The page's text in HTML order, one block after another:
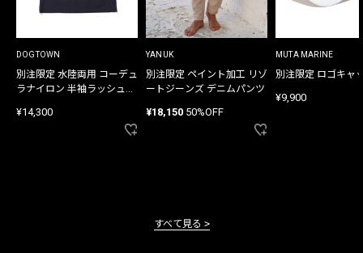
DOGTOWN
別注限定 水陸両用 コーデュ
ラナイロン 半袖ラッシュガ
¥14,300
YANUK
別注限定 ペイント加工 リゾ
ートジーンズ デニムパンツ
¥18,150 50%OFF
MUTA MARINE
別注限定 ロゴキャ
¥9,900
すべて見る